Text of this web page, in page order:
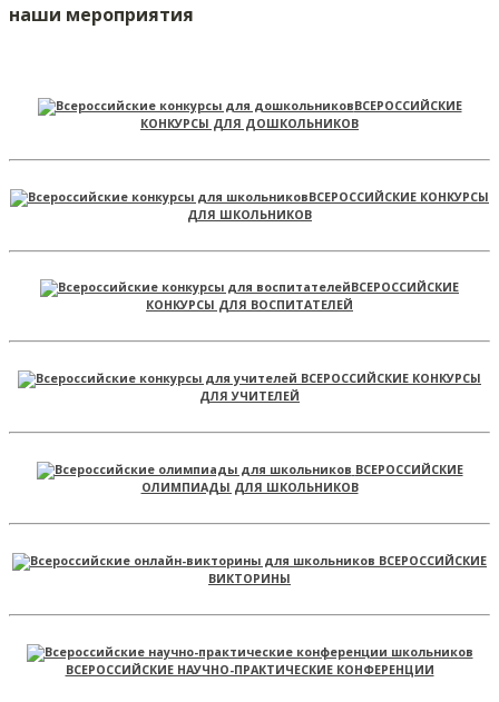
наши мероприятия
ВСЕРОССИЙСКИЕ
КОНКУРСЫ ДЛЯ ДОШКОЛЬНИКОВ
ВСЕРОССИЙСКИЕ КОНКУРСЫ
ДЛЯ ШКОЛЬНИКОВ
ВСЕРОССИЙСКИЕ
КОНКУРСЫ ДЛЯ ВОСПИТАТЕЛЕЙ
ВСЕРОССИЙСКИЕ КОНКУРСЫ
ДЛЯ УЧИТЕЛЕЙ
ВСЕРОССИЙСКИЕ
ОЛИМПИАДЫ ДЛЯ ШКОЛЬНИКОВ
ВСЕРОССИЙСКИЕ
ВИКТОРИНЫ
ВСЕРОССИЙСКИЕ НАУЧНО-ПРАКТИЧЕСКИЕ КОНФЕРЕНЦИИ